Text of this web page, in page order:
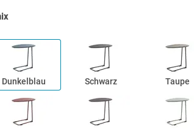
Dunkelblau Schwarz Taupe